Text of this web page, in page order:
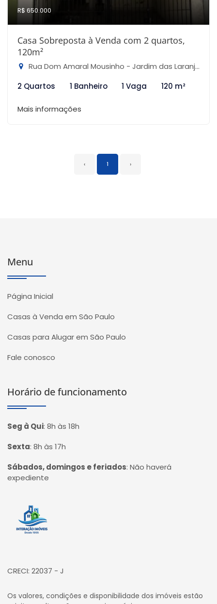
R$ 650.000
Casa Sobreposta à Venda com 2 quartos,
120m²
Rua Dom Amaral Mousinho - Jardim das Laranjeiras, São Paulo-SP
2 Quartos
1 Banheiro 1 Vaga 120 m²
Mais informações
‹ 1 ›
Menu
Página Inicial
Casas à Venda em São Paulo
Casas para Alugar em São Paulo
Fale conosco
Horário de funcionamento
Seg à Qui: 8h às 18h
Sexta: 8h às 17h
Sábados, domingos e feriados: Não haverá
expediente
Página inicial
CRECI: 22037 - J
Os valores, condições e disponibilidade dos imóveis estão